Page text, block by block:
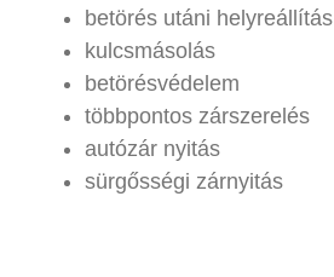
betörés utáni helyreállítás
kulcsmásolás
betörésvédelem
többpontos zárszerelés
autózár nyitás
sürgősségi zárnyitás